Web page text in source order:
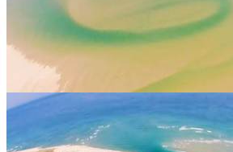
Su richiesta
20 aprile 2027
Olhão, Portogallo
Seed & Rooted - ritiro di yoga —